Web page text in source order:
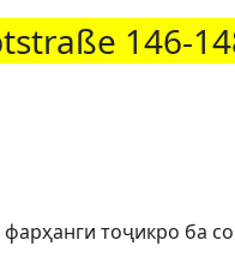
146-
тоҷикро ба